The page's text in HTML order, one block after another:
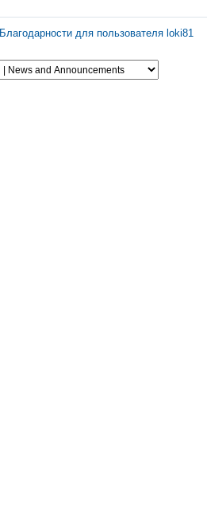
Благодарности для пользователя loki81